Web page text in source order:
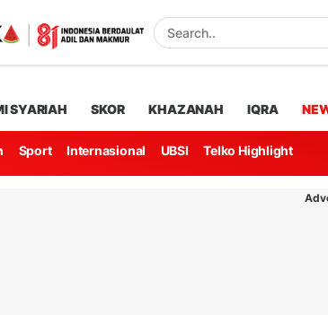
SYARIAH SKOR KHAZANAH IQRA
Sport Internasional UBSI Telko Highlight